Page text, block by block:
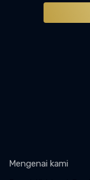
Mengenai kami